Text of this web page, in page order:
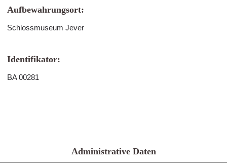
Aufbewahrungsort:
Schlossmuseum Jever
Identifikator:
BA 00281
Administrative Daten